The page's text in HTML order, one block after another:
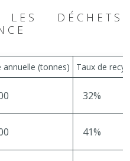
DÉCHETS
annuelle (tonnes) Taux de
32%
41%